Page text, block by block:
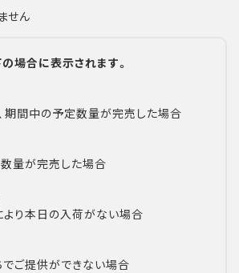
せん
場合に表示されます。
期間中の予定数量が完売した場合
量が完売した場合
り本日の入荷がない場合
ご提供ができない場合